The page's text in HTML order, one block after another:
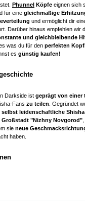
Phunnel Köpfe eignen sich
für eine gleichmäßige
und ermöglicht dir
Darüber hinaus empfehlen wir
und gleichbleibende
was du für den perfekten
es günstig kaufen!
Darkside ist geprägt von einer
Fans zu teilen . Gegründet
selbst leidenschaftliche
Großstadt "Nizhny Novgorod"
sie neue
haben.